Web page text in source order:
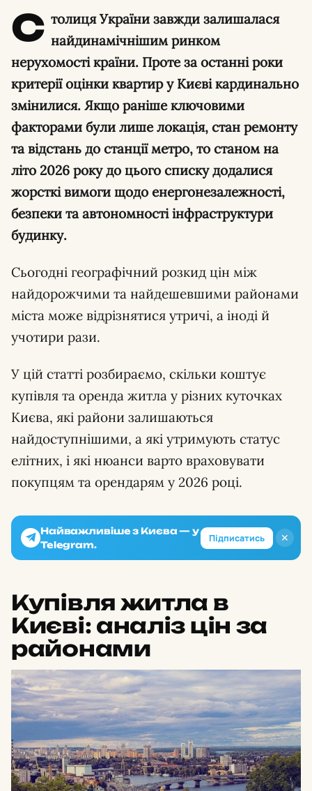
С толиця України завжди залишалася
найдинамічнішим ринком
нерухомості країни. Проте за останні роки
критерії оцінки квартир у Києві кардинально
змінилися. Якщо раніше ключовими
факторами були лише локація, стан ремонту
та відстань до станції метро, то станом на
літо 2026 року до цього списку додалися
жорсткі вимоги щодо енергонезалежності,
безпеки та автономності інфраструктури
будинку.
Сьогодні географічний розкид цін між
найдорожчими та найдешевшими районами
міста може відрізнятися утричі, а іноді й
учотири рази.
У цій статті розбираємо, скільки коштує
купівля та оренда житла у різних куточках
Києва, які райони залишаються
найдоступнішими, а які утримують статус
елітних, і які нюанси варто враховувати
покупцям та орендарям у 2026 році.
✕
Найважливіше з Києва — у
Telegram.
Підписатись
Купівля житла в
Києві: аналіз цін за
районами